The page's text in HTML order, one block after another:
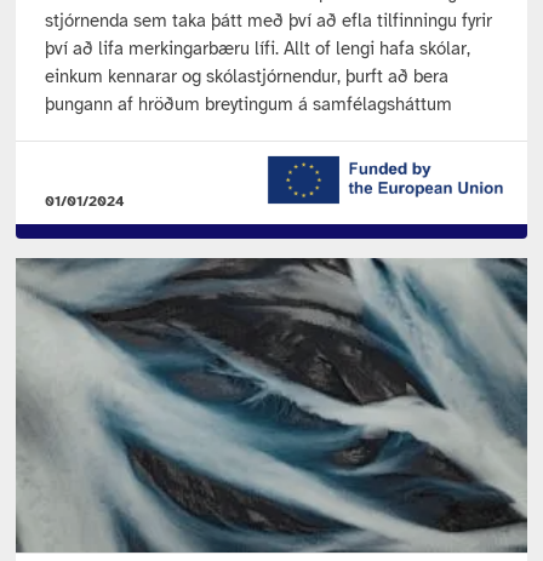
stjórnenda sem taka þátt með því að efla tilfinningu fyrir
því að lifa merkingarbæru lífi. Allt of lengi hafa skólar,
einkum kennarar og skólastjórnendur, þurft að bera
þungann af hröðum breytingum á samfélagsháttum
01/01/2024